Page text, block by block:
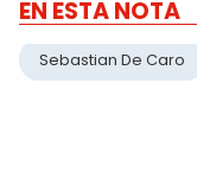
EN ESTA NOTA
Sebastian De Caro